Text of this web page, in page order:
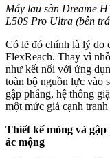
Máy lau sàn Dreame
L50S Pro Ultra (bên
Có lẽ đó chính là lý do
FlexReach. Thay vì
như kết nối với ứng
toàn bộ nguồn lực vào
gập phẳng, hệ thống
một mức giá cạnh
Thiết kế mỏng và
ác mộng